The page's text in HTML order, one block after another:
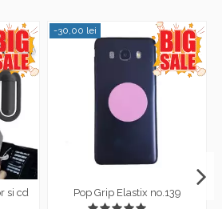
si cd
-30,00 lei
Pop Grip Elastix no.139